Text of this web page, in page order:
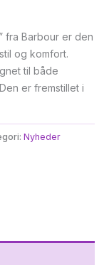
fra Barbour er den
og komfort.
til både
er fremstillet i
Nyheder